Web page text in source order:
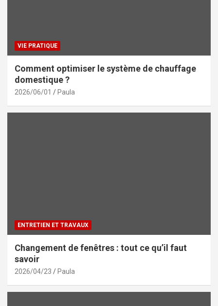
VIE PRATIQUE
Comment optimiser le système de chauffage
domestique ?
2026/06/01 Paula
ENTRETIEN ET TRAVAUX
Changement de fenêtres : tout ce qu’il faut
savoir
2026/04/23 Paula